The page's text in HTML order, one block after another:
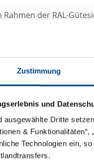
Zustimmung
und
ausgewählte Dritte
& Funktionalitäten“,
Technologien ein, so
der RAL-
und
für Abwasser,
für das Gebiet der
gemäß § 1
§ 18 BBodSchG
(Teilbereich B